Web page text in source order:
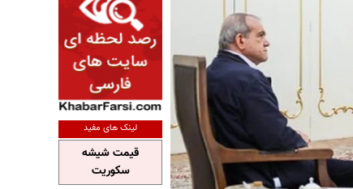
لینک های مفید
قیمت شیشه
سکوریت